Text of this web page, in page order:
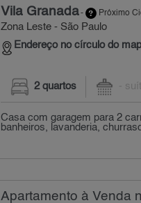
Vila Granada- Próximo
Zona Leste - São Paulo
Endereço no círculo do
2 quartos -
Casa com garagem para 2
banheiros, lavanderia,
Apartamento à Venda